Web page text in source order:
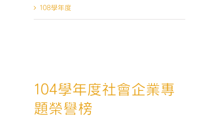
104學年度社會企業專
題榮譽榜
108學年度